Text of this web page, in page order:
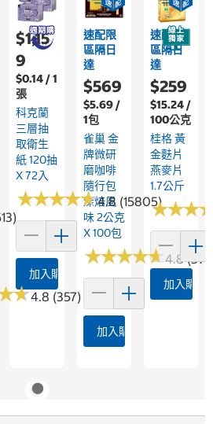
★
★4.8 (357)
$1,15
9
$0.14 / 1
張
科克蘭
三層抽
取衛生
紙 120抽
X 72入
★★★★★
★★★★★4.8 (15805)
加入購物車
速配限
區隔日
達
$569
$5.69 /
1包
雀巢 金
牌微研
磨咖啡
隨行包
深焙風
味 2公克
X 100包
★★★★★
★★★★★4.8
加入購物車
速配限
區隔日
達
$259
$15.24 /
100公克
桂格 黃
金麩片
燕麥片
1.7公斤
★★★
★★★
加入購物